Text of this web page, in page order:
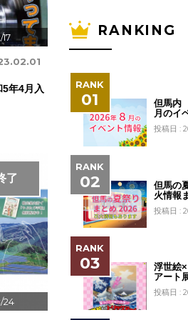
年4月入
24
了
RANKING
但馬内
月のイ
投稿日 :
但馬の
火情報
投稿日 :
浮世絵
アート
投稿日 :